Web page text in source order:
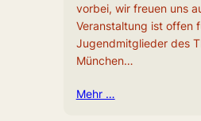
vorbei, wir freuen uns
Veranstaltung ist offen
Jugendmitglieder des
München…
Mehr …